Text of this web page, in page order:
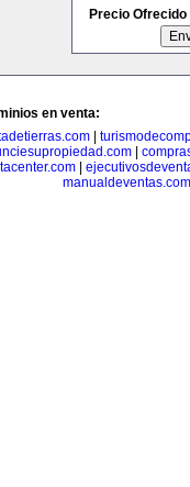
Precio Ofrecido
en venta:
|
manualdeventas.com